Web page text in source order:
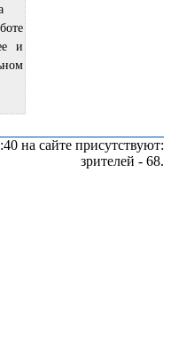
и
на сайте присутствуют:
зрителей - 68.